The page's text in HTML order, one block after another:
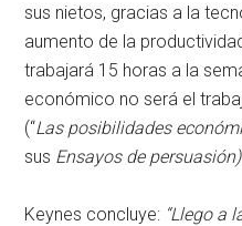
sus nietos, gracias a la
aumento de la
trabajará 15 horas a la
económico no será el
(“Las posibilidades
sus Ensayos de persuasión)
Keynes concluye: “Llego a